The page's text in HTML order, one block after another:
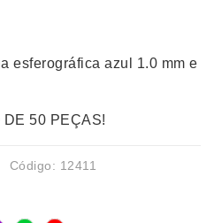
esferográfica azul 1.0 mm e
DE 50 PEÇAS!
Código: 12411